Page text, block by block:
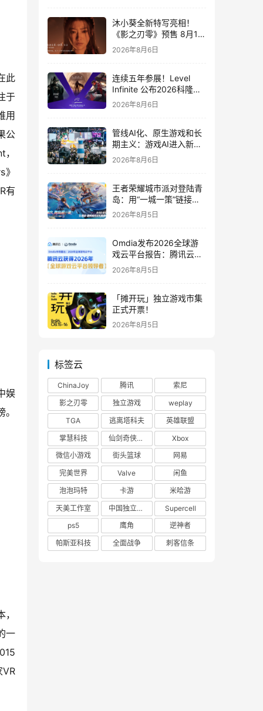
此
于
用
公
有
娱
一
VR
沐小葵全新特写亮相！
《影之刃零》预售 8月12
日开启
2026年8月6日
连续五年参展！Level
Infinite 公布2026科隆游
戏展产品阵容
2026年8月6日
管线AI化、原生游戏和长
期主义：游戏AI进入新共
识时代
2026年8月6日
王者荣耀城市派对登陆青
岛：用“一城一策”链接海
洋场景，以双向奔赴带动
2026年8月5日
Omdia发布2026全球游
戏云平台报告：腾讯云连
续两年入选“领导者”象限
2026年8月5日
「摊开玩」独立游戏市集
正式开票！
2026年8月5日
标签云
ChinaJoy 腾讯
索尼
影之刃零
独立游戏
weplay
TGA
逃离塔科夫
英雄联盟
掌慧科技
仙剑奇侠传四
Xbox
微信小游戏
街头篮球
网易
完美世界
Valve
闲鱼
泡泡玛特
卡游
米哈游
天美工作室
中国独立游戏联盟
Supercell
ps5
鹰角
逆神者
帕斯亚科技
全面战争 刺客信条